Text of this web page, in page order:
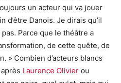
un acteur qui va jouer
d’être Danois. Je dirais qu’il
Parce que le théâtre a
de cette quête, de
» Combien d’acteurs blancs
Laurence Olivier ou